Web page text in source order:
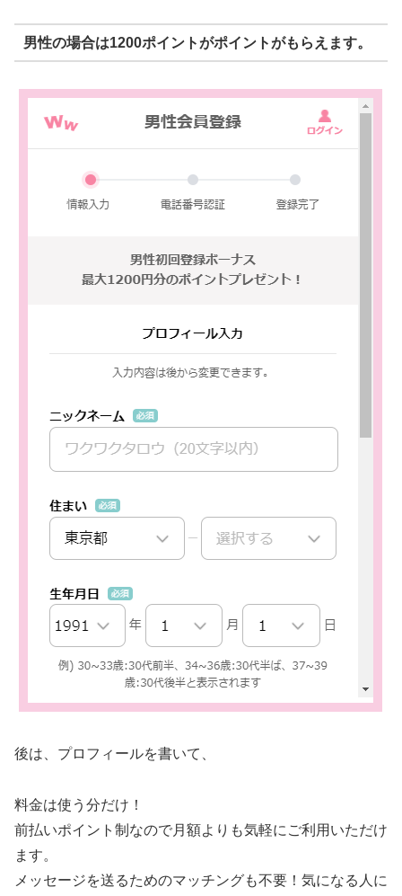
男性の場合は1200ポイントがポイントがもらえます。
後は、プロフィールを書いて、
料金は使う分だけ！
前払いポイント制なので月額よりも気軽にご利用いただけ
ます。
メッセージを送るためのマッチングも不要！気になる人に